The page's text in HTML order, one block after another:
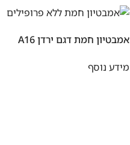
אמבטיון חמת דגם ירדן A16
מידע נוסף